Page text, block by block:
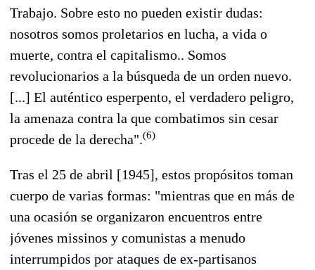
Trabajo. Sobre esto no pueden existir dudas:
nosotros somos proletarios en lucha, a vida o
muerte, contra el capitalismo.. Somos
revolucionarios a la búsqueda de un orden nuevo.
[...] El auténtico esperpento, el verdadero peligro,
la amenaza contra la que combatimos sin cesar
procede de la derecha".(6)
Tras el 25 de abril [1945], estos propósitos toman
cuerpo de varias formas: "mientras que en más de
una ocasión se organizaron encuentros entre
jóvenes missinos y comunistas a menudo
interrumpidos por ataques de ex-partisanos